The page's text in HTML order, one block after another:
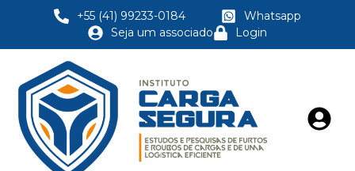
+55 (41) 99233-0184
Whatsapp
Seja um associado
Login